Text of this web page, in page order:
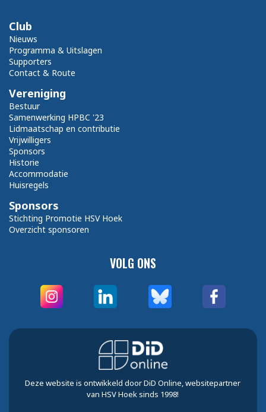
VOLG ONS
Club
Nieuws
Programma & Uitslagen
Supporters
Contact & Route
Vereniging
Bestuur
Samenwerking HPBC '23
Lidmaatschap en contributie
Vrijwilligers
Sponsors
Historie
Accommodatie
Huisregels
Sponsors
Stichting Promotie HSV Hoek
Overzicht sponsoren
Deze website is ontwikkeld door DiD Online, websitepartner
van HSV Hoek sinds 1998!